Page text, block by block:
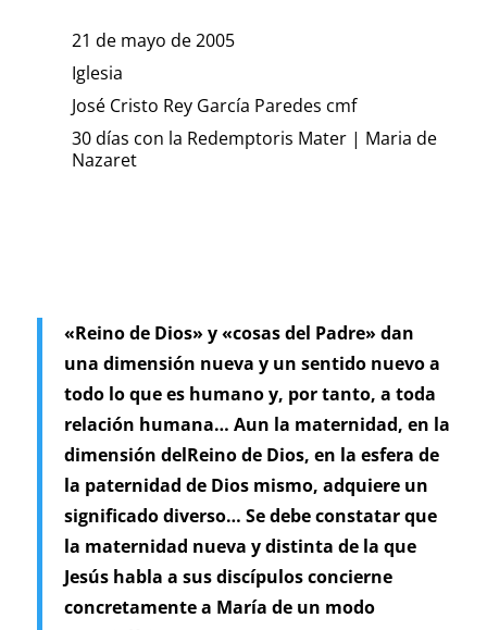
21 de mayo de 2005
Iglesia
José Cristo Rey García Paredes cmf
30 días con la Redemptoris Mater| Maria de
Nazaret
«Reino de Dios» y «cosas del Padre» dan
una dimensión nueva y un sentido nuevo a
todo lo que es humano y, por tanto, a toda
relación humana… Aun la maternidad, en la
dimensión delReino de Dios, en la esfera de
la paternidad de Dios mismo, adquiere un
significado diverso… Se debe constatar que
la maternidad nueva y distinta de la que
Jesús habla a sus discípulos concierne
concretamente a María de un modo